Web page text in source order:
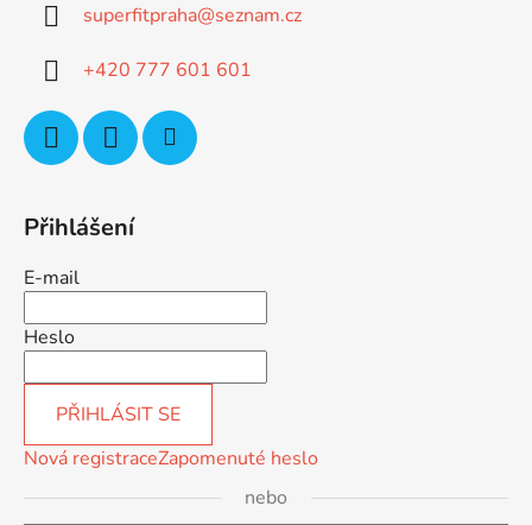
superfitpraha@seznam.cz
+420 777 601 601
Přihlášení
E-mail
Heslo
PŘIHLÁSIT SE
Nová registraceZapomenuté heslo
nebo